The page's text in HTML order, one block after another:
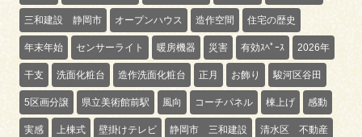
三和建設 静岡市 オープンハウス 造作空間 住宅の歴史
年末年始 センサーライト 暖房機器 災害 有効ｽﾍﾟｰｽ 2026年
干支 洗面化粧台 造作洗面化粧台 正月 お飾り 駿河区谷田
5区画分譲 県立美術館前駅 風向 コーチパネル 棟上げ 感動
実感 上棟式 壁掛けテレビ 静岡市 三和建設 清水区 不動産